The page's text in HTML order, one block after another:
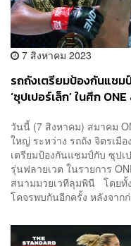
7 สิงหาคม 2023
รถถังเตรียมป้องกันแชม
‘ซุปเปอร์เล็ก’ ในศึก
วันนี้ (7 สิงหาคม) สมาคม
ใหญ่ ระหว่าง รถถัง จิตรเมื
เตรียมป้องกันแชมป์กับ ซุปเ
รุ่นฟลายเวต ในรายการ
สนามมวยเวทีลุมพินี โดยทั้
โคจรพบกันอีกครั้ง หลังจาก